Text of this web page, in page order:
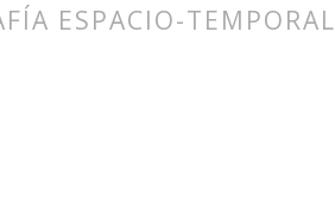
ESPACIO-TEMPORAL